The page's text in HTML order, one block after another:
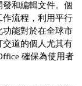
和編輯文件。個
作流程，利用平行
能對於在全球市
道的個人尤其有
確保為使用者